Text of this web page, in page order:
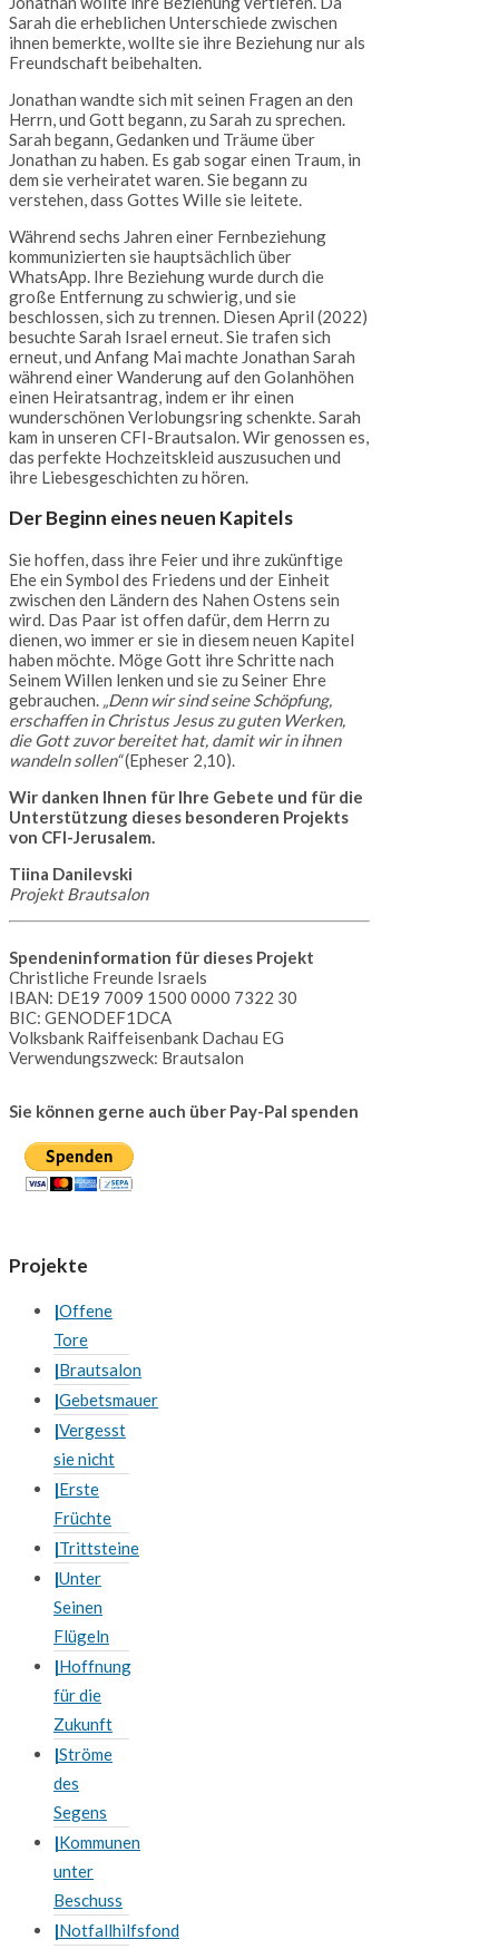
Projekte
Offene
Tore
Brautsalon
Gebetsmauer
Vergesst
sie nicht
Erste
Früchte
Trittsteine
Unter
Seinen
Flügeln
Hoffnung
für die
Zukunft
Ströme
des
Segens
Kommunen
unter
Beschuss
Notfallhilfsfond
Sarah die erheblichen Unterschiede zwischen
ihnen bemerkte, wollte sie ihre Beziehung nur als
Freundschaft beibehalten.
Jonathan wandte sich mit seinen Fragen an den
Herrn, und Gott begann, zu Sarah zu sprechen.
Sarah begann, Gedanken und Träume über
Jonathan zu haben. Es gab sogar einen Traum, in
dem sie verheiratet waren. Sie begann zu
verstehen, dass Gottes Wille sie leitete.
Während sechs Jahren einer Fernbeziehung
kommunizierten sie hauptsächlich über
WhatsApp. Ihre Beziehung wurde durch die
große Entfernung zu schwierig, und sie
beschlossen, sich zu trennen. Diesen April (2022)
besuchte Sarah Israel erneut. Sie trafen sich
erneut, und Anfang Mai machte Jonathan Sarah
während einer Wanderung auf den Golanhöhen
einen Heiratsantrag, indem er ihr einen
wunderschönen Verlobungsring schenkte. Sarah
kam in unseren CFI-Brautsalon. Wir genossen es,
das perfekte Hochzeitskleid auszusuchen und
ihre Liebesgeschichten zu hören.
Der Beginn eines neuen Kapitels
Sie hoffen, dass ihre Feier und ihre zukünftige
Ehe ein Symbol des Friedens und der Einheit
zwischen den Ländern des Nahen Ostens sein
wird. Das Paar ist offen dafür, dem Herrn zu
dienen, wo immer er sie in diesem neuen Kapitel
haben möchte. Möge Gott ihre Schritte nach
Seinem Willen lenken und sie zu Seiner Ehre
gebrauchen. „Denn wir sind seine Schöpfung,
erschaffen in Christus Jesus zu guten Werken,
die Gott zuvor bereitet hat, damit wir in ihnen
wandeln sollen“(Epheser 2,10).
Wir danken Ihnen für Ihre Gebete und für die
Unterstützung dieses besonderen Projekts
von CFI-Jerusalem.
Tiina Danilevski
Projekt Brautsalon
Spendeninformation für dieses Projekt
Christliche Freunde Israels
IBAN: DE19 7009 1500 0000 7322 30
BIC: GENODEF1DCA
Volksbank Raiffeisenbank Dachau EG
Verwendungszweck: Brautsalon
Sie können gerne auch über Pay-Pal spenden